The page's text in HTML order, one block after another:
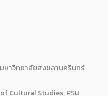
าวิทยาลัยสงขลานครินทร์
Cultural Studies, PSU